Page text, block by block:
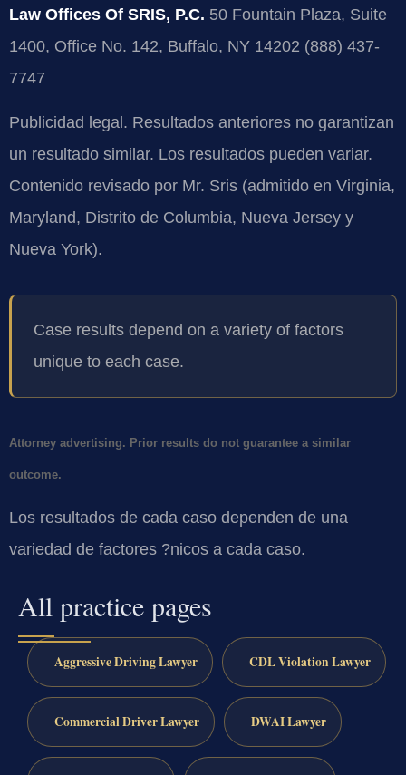
Law Offices Of SRIS, P.C. 50 Fountain Plaza, Suite
1400, Office No. 142, Buffalo, NY 14202 (888) 437-
7747
Publicidad legal. Resultados anteriores no garantizan
un resultado similar. Los resultados pueden variar.
Contenido revisado por Mr. Sris (admitido en Virginia,
Maryland, Distrito de Columbia, Nueva Jersey y
Nueva York).
Case results depend on a variety of factors
unique to each case.
Attorney advertising. Prior results do not guarantee a similar
outcome.
Los resultados de cada caso dependen de una
variedad de factores ?nicos a cada caso.
All practice pages
Aggressive Driving Lawyer CDL Violation Lawyer
Commercial Driver Lawyer DWAI Lawyer